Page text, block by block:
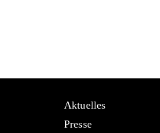
Aktuelles
Presse